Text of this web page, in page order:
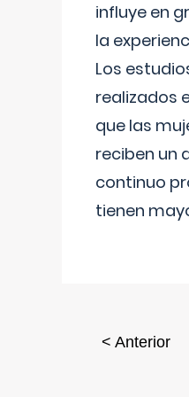
influye en
la
Los
realizados
que las
reciben un
continuo
tienen
< Anterior